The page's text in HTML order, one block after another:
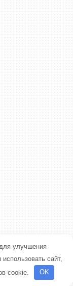
улучшения
сайт,
cookie.
OK